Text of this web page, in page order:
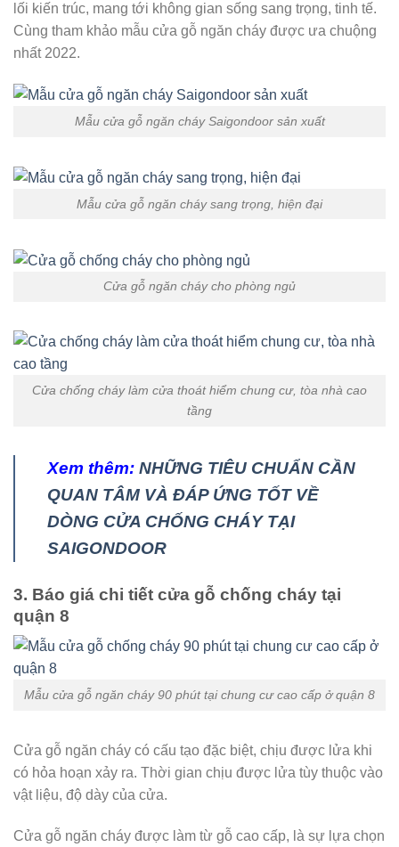
lối kiến trúc, mang tới không gian sống sang trọng, tinh tế.
Cùng tham khảo mẫu cửa gỗ ngăn cháy được ưa chuộng
nhất 2022.
Mẫu cửa gỗ ngăn cháy Saigondoor sản xuất
Mẫu cửa gỗ ngăn cháy sang trọng, hiện đại
Cửa gỗ ngăn cháy cho phòng ngủ
Cửa chống cháy làm cửa thoát hiểm chung cư, tòa nhà cao
tầng
Xem thêm: NHỮNG TIÊU CHUẨN CẦN
QUAN TÂM VÀ ĐÁP ỨNG TỐT VỀ
DÒNG CỬA CHỐNG CHÁY TẠI
SAIGONDOOR
3. Báo giá chi tiết cửa gỗ chống cháy tại
quận 8
Mẫu cửa gỗ ngăn cháy 90 phút tại chung cư cao cấp ở quận 8
Cửa gỗ ngăn cháy có cấu tạo đặc biệt, chịu được lửa khi
có hỏa hoạn xảy ra. Thời gian chịu được lửa tùy thuộc vào
vật liệu, độ dày của cửa.
Cửa gỗ ngăn cháy được làm từ gỗ cao cấp, là sự lựa chọn